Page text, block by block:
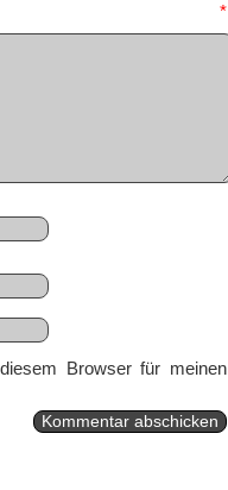
*
Browser für meinen